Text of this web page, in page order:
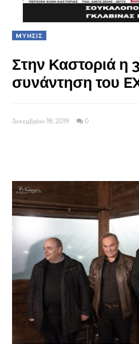
MΥΗΣΙΣ
Στην Καστοριά η
συνάντηση του
Δεκεμβρίου 18, 2019 0